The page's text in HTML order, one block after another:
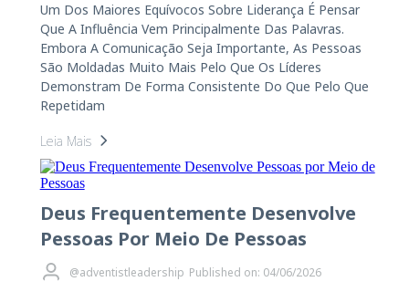
Um Dos Maiores Equívocos Sobre Liderança É Pensar
Que A Influência Vem Principalmente Das Palavras.
Embora A Comunicação Seja Importante, As Pessoas
São Moldadas Muito Mais Pelo Que Os Líderes
Demonstram De Forma Consistente Do Que Pelo Que
Repetidam
Leia Mais
Deus Frequentemente Desenvolve
Pessoas Por Meio De Pessoas
@adventistleadership Published on: 04/06/2026